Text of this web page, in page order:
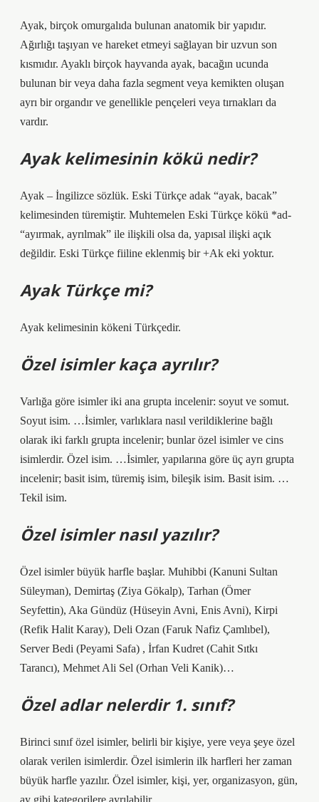
Ayak, birçok omurgalıda bulunan anatomik bir yapıdır.
Ağırlığı taşıyan ve hareket etmeyi sağlayan bir uzvun son
kısmıdır. Ayaklı birçok hayvanda ayak, bacağın ucunda
bulunan bir veya daha fazla segment veya kemikten oluşan
ayrı bir organdır ve genellikle pençeleri veya tırnakları da
vardır.
Ayak kelimesinin kökü nedir?
Ayak – İngilizce sözlük. Eski Türkçe adak “ayak, bacak”
kelimesinden türemiştir. Muhtemelen Eski Türkçe kökü *ad-
“ayırmak, ayrılmak” ile ilişkili olsa da, yapısal ilişki açık
değildir. Eski Türkçe fiiline eklenmiş bir +Ak eki yoktur.
Ayak Türkçe mi?
Ayak kelimesinin kökeni Türkçedir.
Özel isimler kaça ayrılır?
Varlığa göre isimler iki ana grupta incelenir: soyut ve somut.
Soyut isim. …İsimler, varlıklara nasıl verildiklerine bağlı
olarak iki farklı grupta incelenir; bunlar özel isimler ve cins
isimlerdir. Özel isim. …İsimler, yapılarına göre üç ayrı grupta
incelenir; basit isim, türemiş isim, bileşik isim. Basit isim. …
Tekil isim.
Özel isimler nasıl yazılır?
Özel isimler büyük harfle başlar. Muhibbi (Kanuni Sultan
Süleyman), Demirtaş (Ziya Gökalp), Tarhan (Ömer
Seyfettin), Aka Gündüz (Hüseyin Avni, Enis Avni), Kirpi
(Refik Halit Karay), Deli Ozan (Faruk Nafiz Çamlıbel),
Server Bedi (Peyami Safa) , İrfan Kudret (Cahit Sıtkı
Tarancı), Mehmet Ali Sel (Orhan Veli Kanik)…
Özel adlar nelerdir 1. sınıf?
Birinci sınıf özel isimler, belirli bir kişiye, yere veya şeye özel
olarak verilen isimlerdir. Özel isimlerin ilk harfleri her zaman
büyük harfle yazılır. Özel isimler, kişi, yer, organizasyon, gün,
ay gibi kategorilere ayrılabilir.